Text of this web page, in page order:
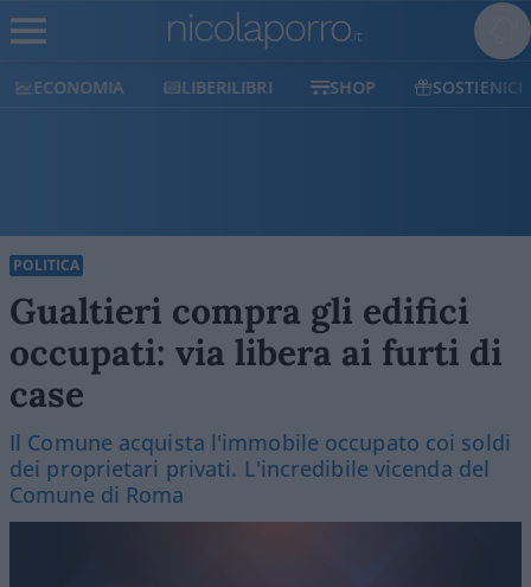
ECONOMIA LIBERILIBRI SHOP SOSTIENICI
POLITICA
Gualtieri compra gli edifici
occupati: via libera ai furti di
case
Il Comune acquista l'immobile occupato coi soldi
dei proprietari privati. L'incredibile vicenda del
Comune di Roma